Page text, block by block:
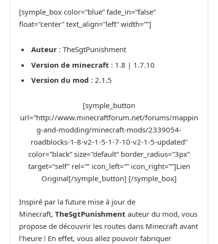
[symple_box color=”blue” fade_in=”false”
float=”center” text_align=”left” width=””]
Auteur : TheSgtPunishment
Version de minecraft : 1.8 | 1.7.10
Version du mod : 2.1.5
[symple_button
url=”http://www.minecraftforum.net/forums/mappin
g-and-modding/minecraft-mods/2339054-
roadblocks-1-8-v2-1-5-1-7-10-v2-1-5-updated”
color=”black” size=”default” border_radius=”3px”
target=”self” rel=”” icon_left=”” icon_right=””]Lien
Original[/symple_button] [/symple_box]
Inspiré par la future mise à jour de
Minecraft, TheSgtPunishment auteur du mod, vous
propose de découvrir les routes dans Minecraft avant
l’heure ! En effet, vous allez pouvoir fabriquer